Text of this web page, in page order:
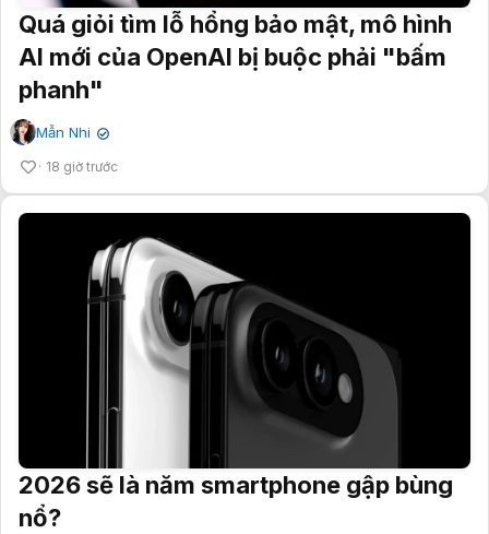
Quá giỏi tìm lỗ hổng bảo mật, mô hình
AI mới của OpenAI bị buộc phải "bấm
phanh"
Mẫn Nhi ✔
18 giờ trước
2026 sẽ là năm smartphone gập bùng
nổ?